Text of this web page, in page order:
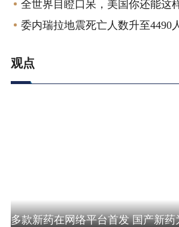
全世界目瞪口呆，美国你还能这
委内瑞拉地震死亡人数升至4490
观点